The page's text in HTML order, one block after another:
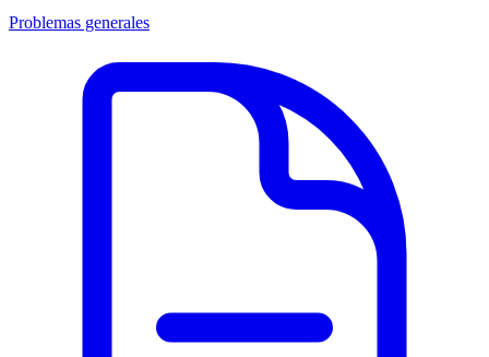
Problemas generales